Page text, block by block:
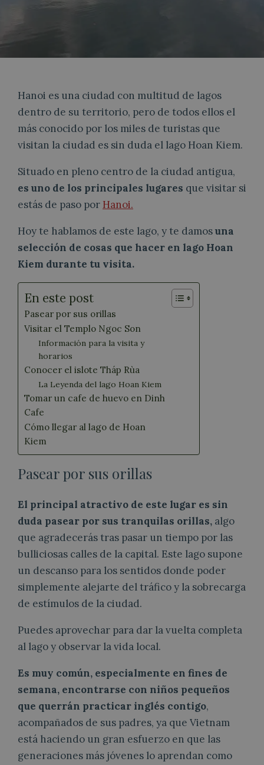
Hanoi es una ciudad con multitud de lagos
dentro de su territorio, pero de todos ellos el
más conocido por los miles de turistas que
visitan la ciudad es sin duda el lago Hoan Kiem.
Situado en pleno centro de la ciudad antigua,
es uno de los principales lugares que visitar si
estás de paso por Hanoi.
Hoy te hablamos de este lago, y te damosuna
selección de cosas que hacer en lago Hoan
Kiem durante tu visita.
En este post
Pasear por sus orillas
Visitar el Templo Ngoc Son
Información para la visita y
horarios
Conocer el islote Tháp Rùa
La Leyenda del lago Hoan Kiem
Tomar un cafe de huevo en Dinh
Cafe
Cómo llegar al lago de Hoan
Kiem
Pasear por sus orillas
El principal atractivo de este lugar es sin
duda pasear por sus tranquilas orillas, algo
que agradecerás tras pasar un tiempo por las
bulliciosas calles de la capital. Este lago supone
un descanso para los sentidos donde poder
simplemente alejarte del tráfico y la sobrecarga
de estímulos de la ciudad.
Puedes aprovechar para dar la vuelta completa
al lago y observar la vida local.
Es muy común, especialmente en fines de
semana, encontrarse con niños pequeños
que querrán practicar inglés contigo,
acompañados de sus padres, ya que Vietnam
está haciendo un gran esfuerzo en que las
generaciones más jóvenes lo aprendan como